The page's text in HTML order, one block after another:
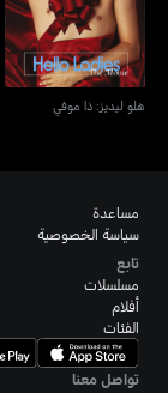
هلو ليديز: ذا موفي
مساعدة
سياسة الخصوصية
تابع
مسلسلات
أفلام
الفئات
تواصل معنا